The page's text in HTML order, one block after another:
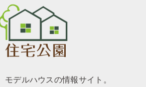
モデルハウスの情報サイト。